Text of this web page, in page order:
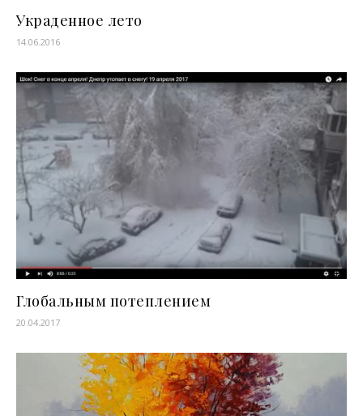
Украденное лето
14.06.2016
Глобальным потеплением
20.04.2017